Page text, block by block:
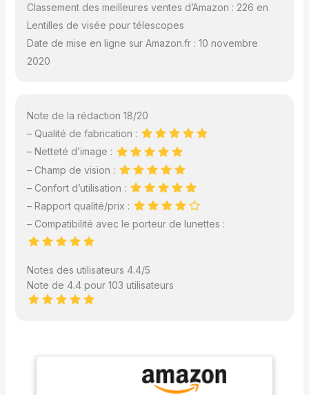
Classement des meilleures ventes d’Amazon : 226 en
Lentilles de visée pour télescopes
Date de mise en ligne sur Amazon.fr : 10 novembre
2020
Note de la rédaction 18/20
– Qualité de fabrication :
– Netteté d’image :
– Champ de vision :
– Confort d’utilisation :
– Rapport qualité/prix :
– Compatibilité avec le porteur de lunettes :
Notes des utilisateurs 4.4/5
Note de 4.4 pour 103 utilisateurs